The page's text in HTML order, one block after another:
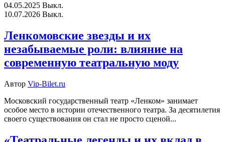
04.05.2025 Выкл.
10.07.2026 Выкл.
Ленкомовские звезды и их
незабываемые роли: влияние на
современную театральную моду
Автор Vip-Bilet.ru
Московский государственный театр «Ленком» занимает
особое место в истории отечественного театра. За десятилетия
своего существования он стал не просто сценой...